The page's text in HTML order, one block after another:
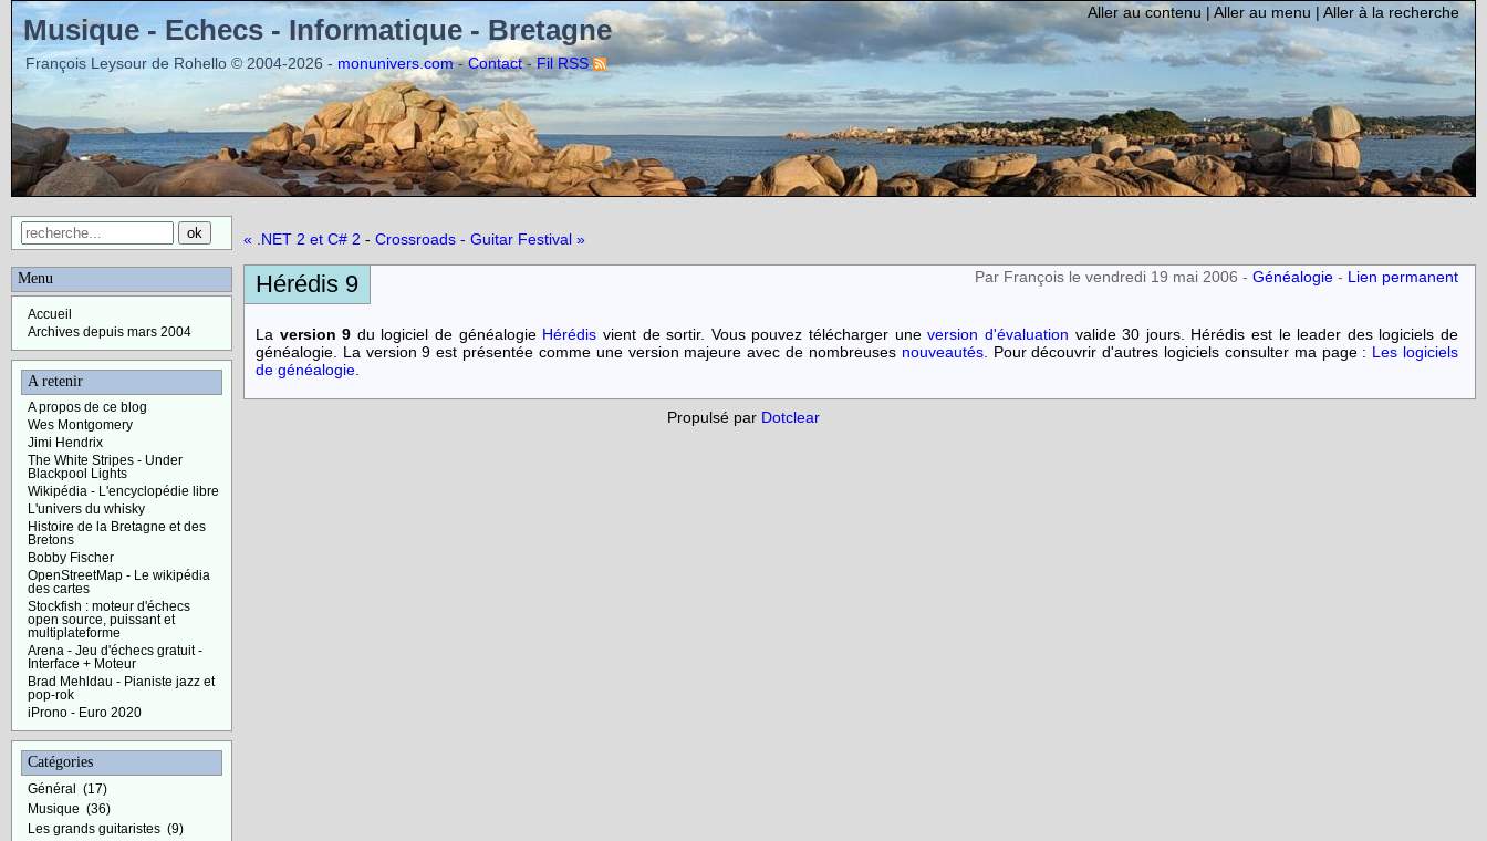
Musique - Echecs - Informatique - Bretagne
François Leysour de Rohello © 2004-2026 - monunivers.com-Contact-Fil RSS
Aller au contenu |Aller au menu | Aller à la recherche
« .NET 2 et C# 2 - Crossroads - Guitar Festival »
Hérédis 9 Par François le vendredi 19 mai 2006 - Généalogie - Lien permanent
La version 9 du logiciel de généalogie Hérédis vient de sortir. Vous pouvez télécharger uneversion d'évaluation valide 30 jours. Hérédis est le leader des logiciels de
généalogie. La version 9 est présentée comme une version majeure avec de nombreuses nouveautés. Pour découvrir d'autres logiciels consulter ma page : Les logiciels
de généalogie
Menu
Accueil
Archives depuis mars 2004
A retenir
A propos de ce blog
Wes Montgomery
Jimi Hendrix
The White Stripes - Under
Blackpool Lights
Wikipédia - L'encyclopédie libre
L'univers du whisky
Histoire de la Bretagne et des
Bretons
Bobby Fischer
OpenStreetMap - Le wikipédia
des cartes
Stockfish : moteur d'échecs
open source, puissant et
multiplateforme
Arena - Jeu d'échecs gratuit -
Interface + Moteur
Brad Mehldau - Pianiste jazz et
pop-rok
iProno - Euro 2020
Catégories
Général
(17)
Musique (36)
Les grands guitaristes (9)
Propulsé par Dotclear